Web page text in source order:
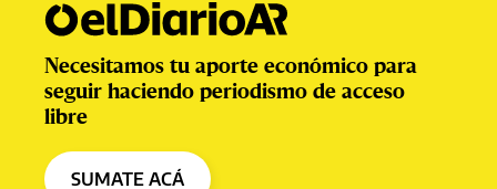
Necesitamos tu aporte económico para
seguir haciendo periodismo de acceso
libre
SUMATE ACÁ